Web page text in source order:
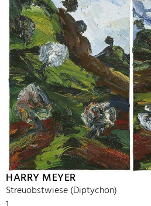
HARRY MEYER
Streuobstwiese (Diptychon)